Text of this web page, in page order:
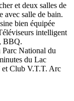
et deux salles de
avec salle de bain.
bien équipée
intelligent
BBQ.
Parc National du
du Lac
Club V.T.T. Arc